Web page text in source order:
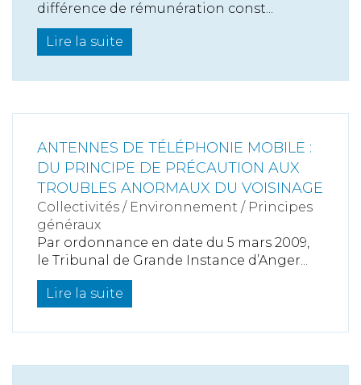
différence de rémunération const...
Lire la suite
ANTENNES DE TÉLÉPHONIE MOBILE :
DU PRINCIPE DE PRÉCAUTION AUX
TROUBLES ANORMAUX DU VOISINAGE
Collectivités / Environnement / Principes
généraux
Par ordonnance en date du 5 mars 2009,
le Tribunal de Grande Instance d’Anger...
Lire la suite